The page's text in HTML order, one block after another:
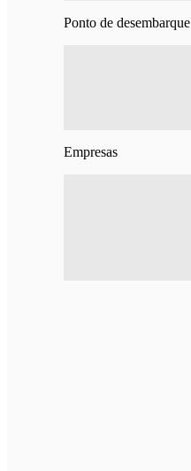
Ponto de desembarque
Empresas